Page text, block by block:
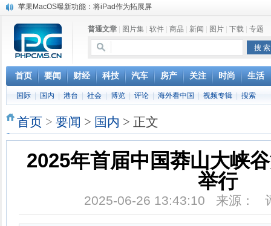
苹果MacOS曝新功能：将iPad作为拓展屏
苹果与高通和解 英特尔失去重要移动客户
小米高管：虽然高通与苹果和解，但5G iPhone最快明年下半年发布
iOS 13加入黑暗模式 多功能加持6月份见
高通与苹果达成和解，双方达成6年许可协议
巴黎圣母院大火肆虐，人类文明的一场浩劫
奔驰维权女车主捅出了一个最大的瓜
普通文章 图片集 软件 商品 新闻 图片 下载 专题
首页 要闻 财经 科技 汽车 房产 关注 时尚 生活
国际 国内 港台 社会 博览 评论 海外看中国 视频专辑 搜索
首页 > 要闻 > 国内 > 正文
2025年首届中国莽山大峡
举行
2025-06-26 13:43:10 来源：